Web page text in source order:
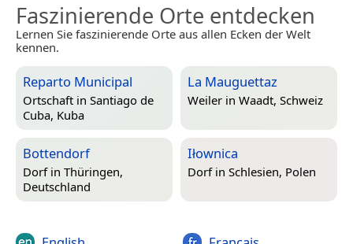
Faszinierende Orte entdecken
Lernen Sie faszinierende Orte aus allen Ecken der Welt
kennen.
Reparto Municipal
Ortschaft in Santiago de
Cuba, Kuba
La Mauguettaz
Weiler in Waadt, Schweiz
Bottendorf
Dorf in Thüringen,
Deutschland
Iłownica
Dorf in Schlesien, Polen